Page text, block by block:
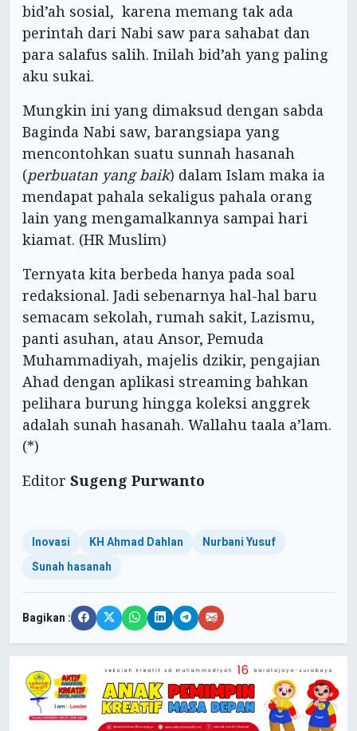
bid’ah sosial, karena memang tak ada
perintah dari Nabi saw para sahabat dan
para salafus salih. Inilah bid’ah yang paling
aku sukai.
Mungkin ini yang dimaksud dengan sabda
Baginda Nabi saw, barangsiapa yang
mencontohkan suatu sunnah hasanah
(perbuatan yang baik) dalam Islam maka ia
mendapat pahala sekaligus pahala orang
lain yang mengamalkannya sampai hari
kiamat. (HR Muslim)
Ternyata kita berbeda hanya pada soal
redaksional. Jadi sebenarnya hal-hal baru
semacam sekolah, rumah sakit, Lazismu,
panti asuhan, atau Ansor, Pemuda
Muhammadiyah, majelis dzikir, pengajian
Ahad dengan aplikasi streaming bahkan
pelihara burung hingga koleksi anggrek
adalah sunah hasanah. Wallahu taala a’lam.
(*)
Editor Sugeng Purwanto
Inovasi KH Ahmad Dahlan
Nurbani Yusuf
Sunah hasanah
Bagikan :